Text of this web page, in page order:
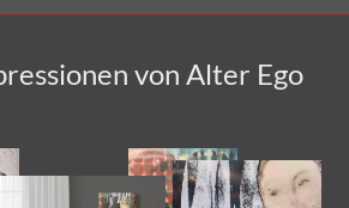
von Alter Ego